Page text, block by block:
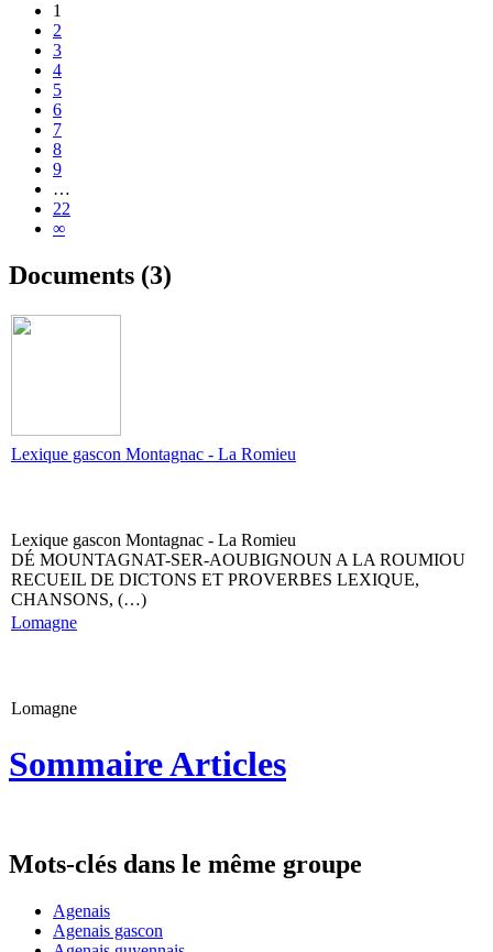
1
2
3
4
5
6
7
8
9
…
22
∞
Documents (3)
Lexique gascon Montagnac - La Romieu
Lexique gascon Montagnac - La Romieu
DÉ MOUNTAGNAT-SER-AOUBIGNOUN A LA ROUMIOU
RECUEIL DE DICTONS ET PROVERBES LEXIQUE,
CHANSONS, (…)
Lomagne
Lomagne
Sommaire Articles
Mots-clés dans le même groupe
Agenais
Agenais gascon